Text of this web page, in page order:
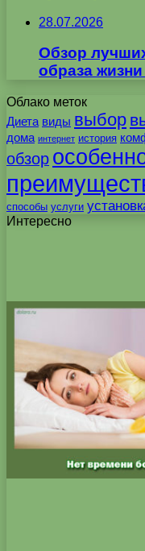
28.07.2026
Обзор
образа
Облако меток
Диета виды выбор
дома интернет история
обзор
способы услуги
Интересно